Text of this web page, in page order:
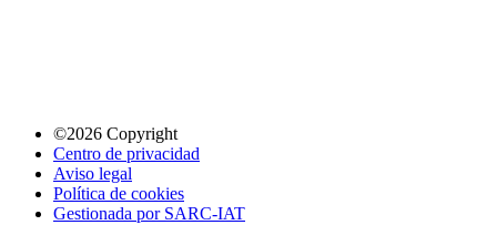
©2026 Copyright
Centro de privacidad
Aviso legal
Política de cookies
Gestionada por SARC-IAT